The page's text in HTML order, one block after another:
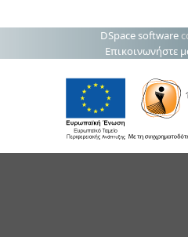
DSpace software
Επικοινωνήστε